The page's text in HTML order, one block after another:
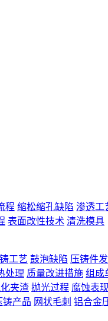
程 缩松缩孔缺陷 渗透工
表面改性技术 清洗模具
工艺 鼓泡缺陷 压铸件
处理 质量改进措施 组成
夹渣 抛光过程 腐蚀表
铸产品 网状毛刺 铝合金